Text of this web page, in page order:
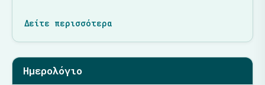
Δείτε περισσότερα
Ημερολόγιο